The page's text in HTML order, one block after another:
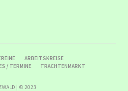
ARBEITSKREISE
/ TERMINE
TRACHTENMARKT
| © 2023